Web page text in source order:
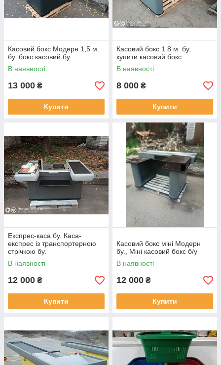
Касовий бокс Модерн 1,5 м.
бу. бокс касовий бу.
В наявності
13 000 ₴
Купити
Касовий бокс 1.8 м. бу,
купити касовий бокс
В наявності
8 000 ₴
Купити
Експрес-каса бу. Каса-
експрес із транспортерною
стрічкою бу.
В наявності
12 000 ₴
Купити
Касовий бокс міні Модерн
бу., Міні касовий бокс б/у
В наявності
12 000 ₴
Купити